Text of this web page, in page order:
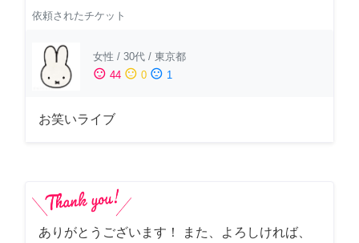
依頼されたチケット
女性 / 30代 / 東京都
sentiment_satisfied 44 sentiment_neutral 0 sentiment_dissatisfied 1
お笑いライブ
ありがとうございます！ また、よろしければ、